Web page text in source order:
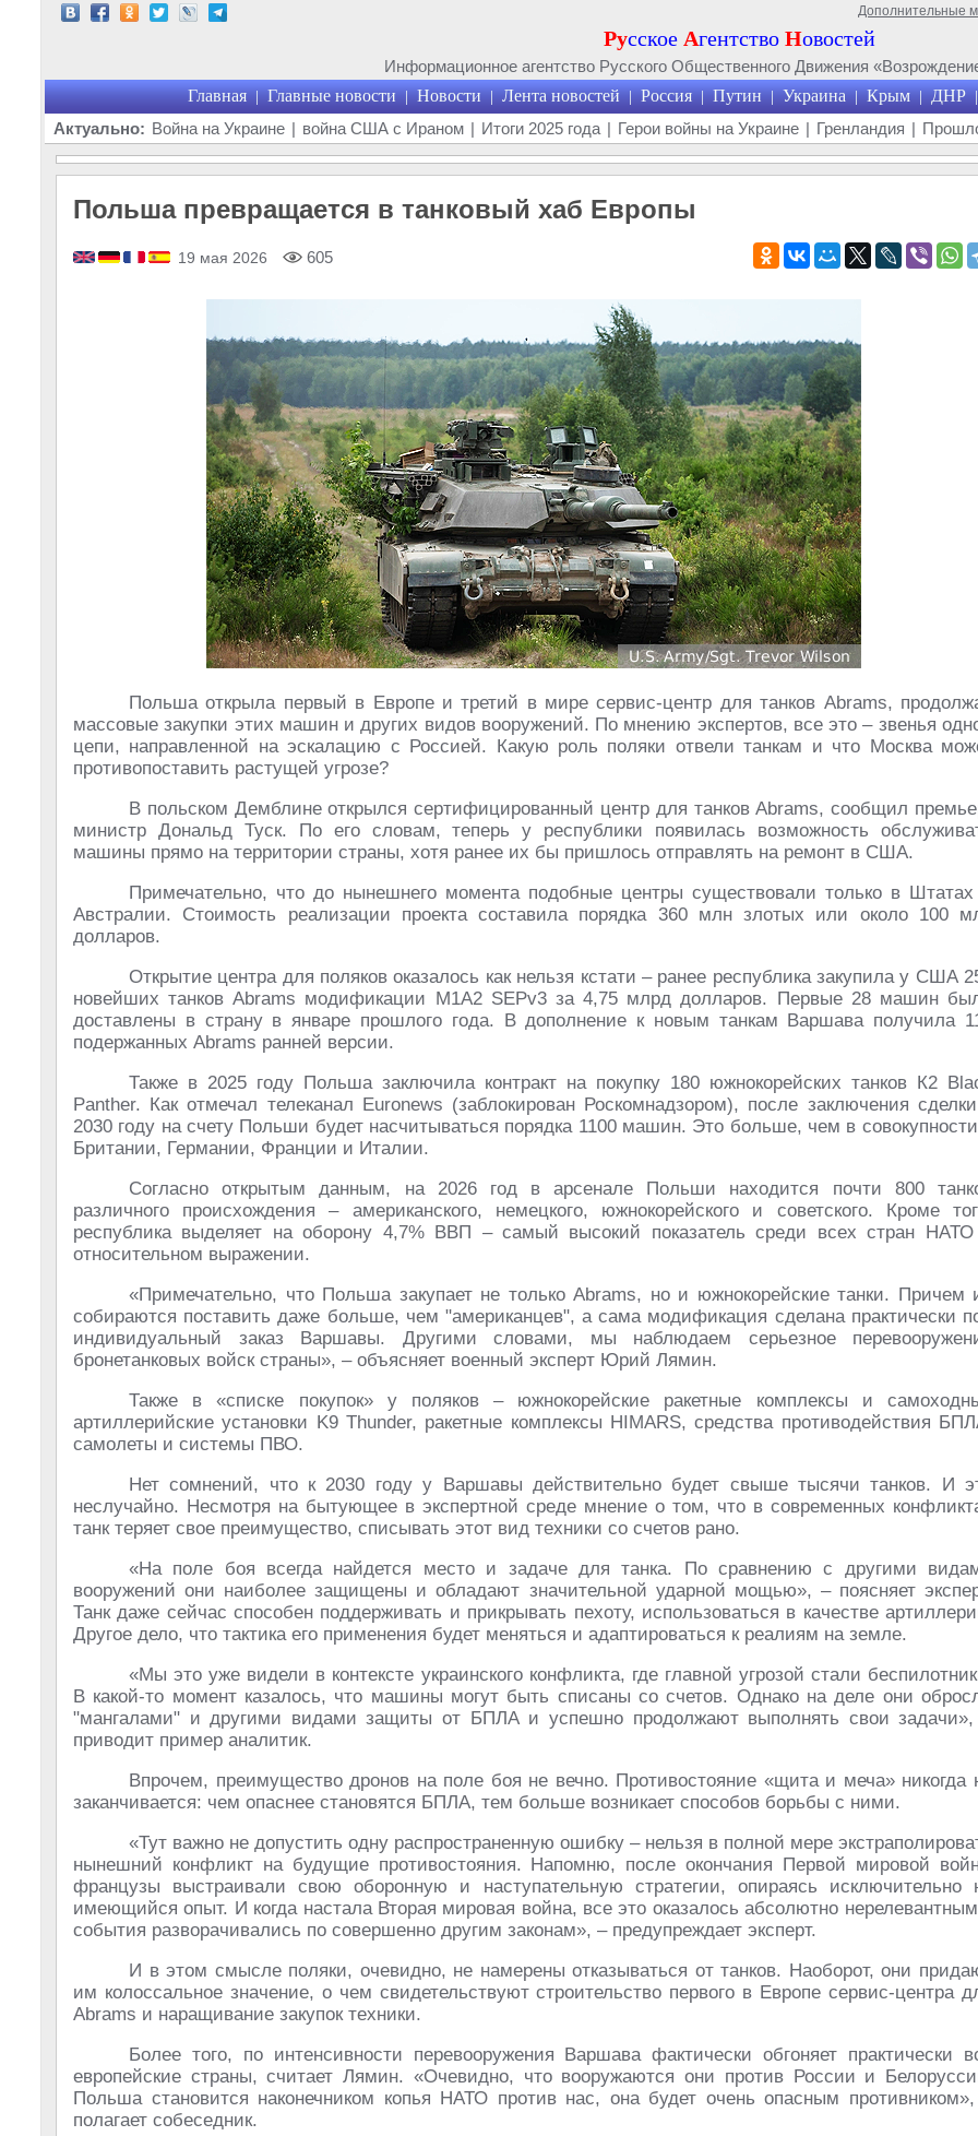
Дополнительные
Русское Агентство Новостей
Информационное агентство Русского Общественного Движения
Главная | Главные новости | Новости | Лента новостей | Россия | Путин | Украина | Крым | ДНР |
Актуально: Война на Украине | война США с Ираном | Итоги 2025 года | Герои войны на Украине | Гренландия |
Польша превращается в танковый хаб Европы
19 мая 2026 605
Польша открыла первый в Европе и третий в мире сервис-центр для танков Abrams,
массовые закупки этих машин и других видов вооружений. По мнению экспертов, все это – звенья
цепи, направленной на эскалацию с Россией. Какую роль поляки отвели танкам и что Москва
противопоставить растущей угрозе?
В польском Демблине открылся сертифицированный центр для танков Abrams, сообщил
министр Дональд Туск. По его словам, теперь у республики появилась возможность
машины прямо на территории страны, хотя ранее их бы пришлось отправлять на ремонт в США.
Примечательно, что до нынешнего момента подобные центры существовали только в
Австралии. Стоимость реализации проекта составила порядка 360 млн злотых или около 100
долларов.
Открытие центра для поляков оказалось как нельзя кстати – ранее республика закупила у США
новейших танков Abrams модификации M1A2 SEPv3 за 4,75 млрд долларов. Первые 28 машин
доставлены в страну в январе прошлого года. В дополнение к новым танкам Варшава получила
подержанных Abrams ранней версии.
Также в 2025 году Польша заключила контракт на покупку 180 южнокорейских танков К2
Panther. Как отмечал телеканал Euronews (заблокирован Роскомнадзором), после заключения
2030 году на счету Польши будет насчитываться порядка 1100 машин. Это больше, чем в
Британии, Германии, Франции и Италии.
Согласно открытым данным, на 2026 год в арсенале Польши находится почти 800
различного происхождения – американского, немецкого, южнокорейского и советского. Кроме
республика выделяет на оборону 4,7% ВВП – самый высокий показатель среди всех стран
относительном выражении.
«Примечательно, что Польша закупает не только Abrams, но и южнокорейские танки. Причем
собираются поставить даже больше, чем "американцев", а сама модификация сделана практически
индивидуальный заказ Варшавы. Другими словами, мы наблюдаем серьезное
бронетанковых войск страны», – объясняет военный эксперт Юрий Лямин.
Также в «списке покупок» у поляков – южнокорейские ракетные комплексы и
артиллерийские установки K9 Thunder, ракетные комплексы HIMARS, средства противодействия
самолеты и системы ПВО.
Нет сомнений, что к 2030 году у Варшавы действительно будет свыше тысячи танков. И
неслучайно. Несмотря на бытующее в экспертной среде мнение о том, что в современных
танк теряет свое преимущество, списывать этот вид техники со счетов рано.
«На поле боя всегда найдется место и задаче для танка. По сравнению с другими
вооружений они наиболее защищены и обладают значительной ударной мощью», – поясняет
Танк даже сейчас способен поддерживать и прикрывать пехоту, использоваться в качестве
Другое дело, что тактика его применения будет меняться и адаптироваться к реалиям на земле.
«Мы это уже видели в контексте украинского конфликта, где главной угрозой стали
В какой-то момент казалось, что машины могут быть списаны со счетов. Однако на деле они
"мангалами" и другими видами защиты от БПЛА и успешно продолжают выполнять свои
приводит пример аналитик.
Впрочем, преимущество дронов на поле боя не вечно. Противостояние «щита и меча» никогда
заканчивается: чем опаснее становятся БПЛА, тем больше возникает способов борьбы с ними.
«Тут важно не допустить одну распространенную ошибку – нельзя в полной мере
нынешний конфликт на будущие противостояния. Напомню, после окончания Первой мировой
французы выстраивали свою оборонную и наступательную стратегии, опираясь исключительно
имеющийся опыт. И когда настала Вторая мировая война, все это оказалось абсолютно
события разворачивались по совершенно другим законам», – предупреждает эксперт.
И в этом смысле поляки, очевидно, не намерены отказываться от танков. Наоборот, они
им колоссальное значение, о чем свидетельствуют строительство первого в Европе сервис-центра
Abrams и наращивание закупок техники.
Более того, по интенсивности перевооружения Варшава фактически обгоняет практически
европейские страны, считает Лямин. «Очевидно, что вооружаются они против России и
Польша становится наконечником копья НАТО против нас, она будет очень опасным
полагает собеседник.